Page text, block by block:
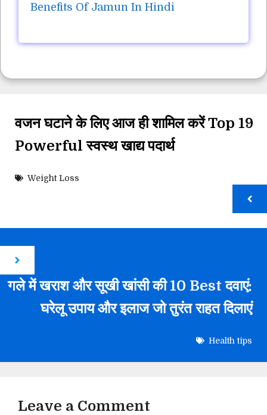
Benefits Of Jamun In Hindi
वजन घटाने के लिए आज ही शामिल करें Top 19
Powerful स्वस्थ खाद्य पदार्थ
Weight Loss
गले में खराश और सूखी खांसी की 10 Best दवाएं:
घरेलू उपाय और इलाज जो तुरंत राहत दिलाएं
Health tips
Leave a Comment